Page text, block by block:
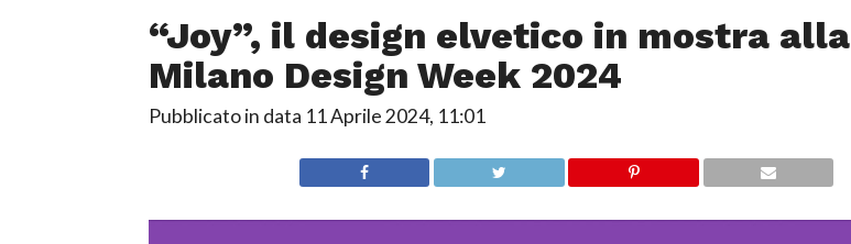
“Joy”, il design elvetico in mostra alla
Milano Design Week 2024
Pubblicato in data 11 Aprile 2024, 11:01